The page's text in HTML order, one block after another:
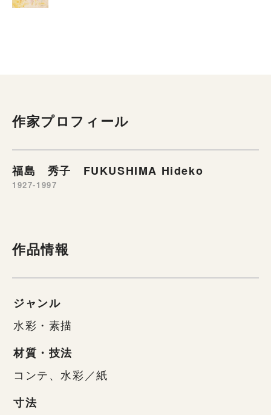
作家プロフィール
福島 秀子 FUKUSHIMA Hideko
1927-1997
作品情報
ジャンル
水彩・素描
材質・技法
コンテ、水彩／紙
寸法